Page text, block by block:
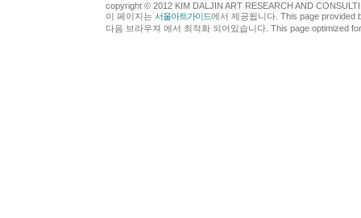
copyright © 2012 KIM DALJIN ART RESEARCH AND
이 페이지는 서울아트가이드에서 제공됩니다. This page provided
다음 브라우져 에서 최적화 되어있습니다. This page optimized